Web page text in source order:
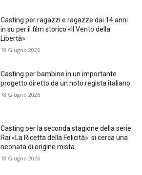
Casting per ragazzi e ragazze dai 14 anni
in su per il film storico «Il Vento della
Libertà»
18 Giugno 2026
Casting per bambine in un importante
progetto diretto da un noto regista italiano
18 Giugno 2026
Casting per la seconda stagione della serie
Rai «La Ricetta della Felicità»: si cerca una
neonata di origine mista
18 Giugno 2026